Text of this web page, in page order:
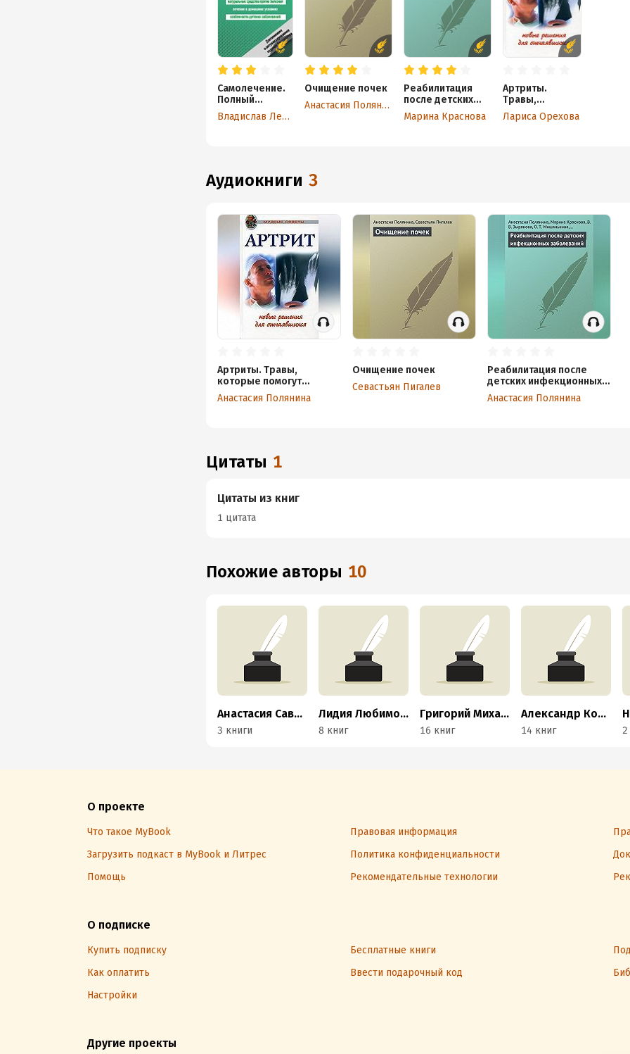
Самолечение.
Полный
справочник
Владислав Леонкин
Очищение почек
Анастасия Полянина
Реабилитация
после детских
инфекционных
заболеваний
Марина Краснова
Артриты.
Травы,
которые
помогут
Лариса Орехова
аудиокниги 3
Артриты. Травы,
которые помогут
избежать операции
Анастасия Полянина
Очищение почек
Севастьян Пигалев
Реабилитация после
детских инфекционных
заболеваний
Анастасия Полянина
Цитаты 1
Цитаты из книг
1 цитата
Похожие авторы 10
Анастасия Савина
3 книги
Лидия Любимова
8 книг
Григорий Михайлов
16 книг
Александр Кородецкий
14 книг 2
О проекте
Что такое MyBook Правовая информация
Загрузить подкаст в MyBook и Литрес
Политика конфиденциальности
Помощь
Рекомендательные технологии
О подписке
Купить подписку Бесплатные книги
Как оплатить
Ввести подарочный код
Настройки
Другие проекты